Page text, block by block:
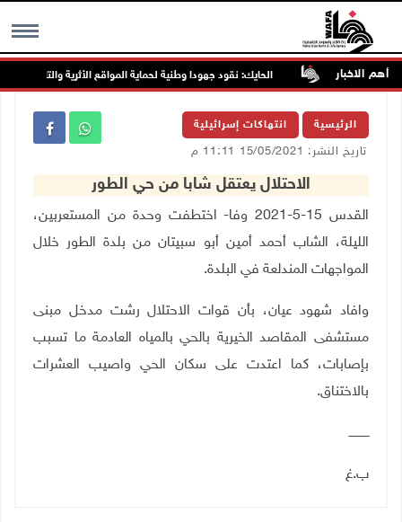
MENU أهم الاخبار
المقبل الحايك: نقود جهودا وطنية لحماية المواقع الأثرية والتاريخية
الرئيسية انتهاكات إسرائيلية
تاريخ النشر: 15/05/2021 11:11 م
الاحتلال يعتقل شابا من حي الطور
القدس 15-5-2021 وفا- اختطفت وحدة من المستعربين،
الليلة، الشاب أحمد أمين أبو سبيتان من بلدة الطور خلال
المواجهات المندلعة في البلدة.
وافاد شهود عيان، بأن قوات الاحتلال رشت مدخل مبنى
مستشفى المقاصد الخيرية بالحي بالمياه العادمة ما تسبب
بإصابات، كما اعتدت على سكان الحي واصيب العشرات
بالاختناق.
ـــــــــــ
ب.غ